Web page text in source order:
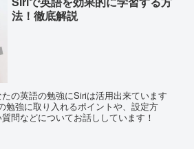
法！徹底解説
の英語の勉強にSiriは活用出来ています
勉強に取り入れるポイントや、設定方
問などについてお話ししています！